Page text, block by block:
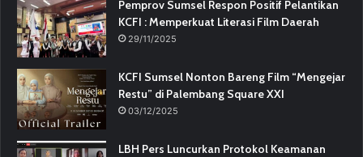
Pemprov Sumsel Respon Positif Pelantikan
KCFI : Memperkuat Literasi Film Daerah
29/11/2025
KCFI Sumsel Nonton Bareng Film “Mengejar
Restu” di Palembang Square XXI
03/12/2025
LBH Pers Luncurkan Protokol Keamanan